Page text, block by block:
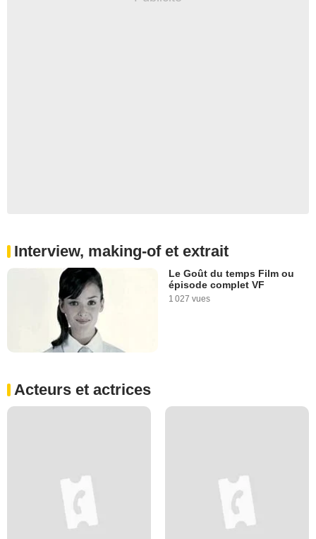
Interview, making-of et extrait
Le Goût du temps Film ou
épisode complet VF
1 027 vues
Acteurs et actrices